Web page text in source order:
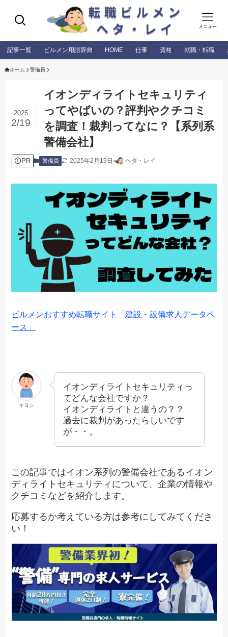
メニュー
記事一覧 ビルメン用語辞典 HOME 仕事 資格 就職・転職
ホーム 警備員
イオンディライトセキュリティ
ってやばいの？評判やクチコミ
を調査！裁判ってなに？【系列系
警備会社】
2025
2/19
PR 警備員 2025年2月19日 ヘタ・レイ
ビルメンおすすめ転職サイト「建設・設備求人データベ
ース」
キヨシ
イオンディライトセキュリティっ
てどんな会社ですか？
イオンディライトと違うの？？
過去に裁判があったらしいです
が・・。
この記事ではイオン系列の警備会社であるイオン
ディライトセキュリティについて、企業の情報や
クチコミなどを紹介します。
応募するか考えている方は参考にしてみてくださ
い！